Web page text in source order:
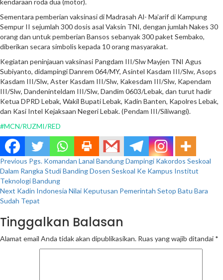
kendaraan roda dua (motor).
Sementara pemberian vaksinasi di Madrasah Al- Ma’arif di Kampung
Sempur II sejumlah 300 dosis asal Vaksin TNI, dengan jumlah Nakes 30
orang dan untuk pemberian Bansos sebanyak 300 paket Sembako,
diberikan secara simbolis kepada 10 orang masyarakat.
Kegiatan peninjauan vaksinasi Pangdam III/Slw Mayjen TNI Agus
Subiyanto, didampingi Danrem 064/MY, Asintel Kasdam III/Slw, Asops
Kasdam III/Slw, Aster Kasdam III/Slw, Kakesdam III/Slw, Kapendam
III/Slw, Dandeninteldam III/Slw, Dandim 0603/Lebak, dan turut hadir
Ketua DPRD Lebak, Wakil Bupati Lebak, Kadin Banten, Kapolres Lebak,
dan Kasi Intel Kejaksaan Negeri Lebak. (Pendam III/Siliwangi).
#MCN/RUZMI/RED
Continue
Reading
Previous Pgs. Komandan Lanal Bandung Dampingi Kakordos Seskoal
Dalam Rangka Studi Banding Dosen Seskoal Ke Kampus Institut
Teknologi Bandung
Next Kadin Indonesia Nilai Keputusan Pemerintah Setop Batu Bara
Sudah Tepat
Tinggalkan Balasan
Alamat email Anda tidak akan dipublikasikan. Ruas yang wajib ditandai *